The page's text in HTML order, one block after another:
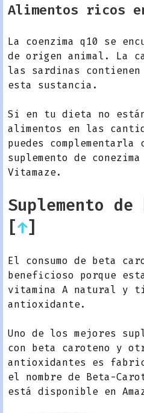
Alimentos ricos
La coenzima q10 se
de origen animal. La
las sardinas
esta sustancia.
Si en tu dieta no
alimentos en las
puedes complementarla
suplemento de
Vitamaze.
Suplemento
[↑]
El consumo de beta
beneficioso porque
vitamina A natural y
antioxidante.
Uno de los mejores
con beta caroteno y
antioxidantes es
el nombre de Beta-
está disponible en